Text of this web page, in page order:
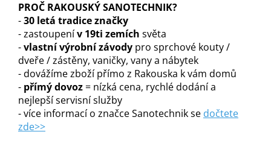
PROČ RAKOUSKÝ SANOTECHNIK?
-30 letá tradice značky
- zastoupenív 19ti zemích světa
-vlastní výrobní závody pro sprchové kouty /
dveře / zástěny, vaničky, vany a nábytek
- dovážíme zboží přímo z Rakouska k vám domů
- přímý dovoz= nízká cena, rychlé dodání a
nejlepší servisní služby
- více informací o značce Sanotechnik se dočtete
zde>>